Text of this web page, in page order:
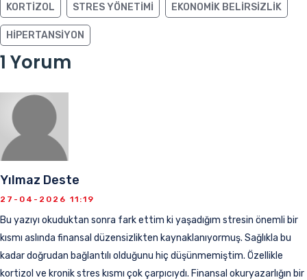
KORTIZOL STRES YÖNETIMI EKONOMIK BELIRSIZLIK
HIPERTANSIYON
1 Yorum
Yılmaz Deste
27-04-2026 11:19
Bu yazıyı okuduktan sonra fark ettim ki yaşadığım stresin önemli bir
kısmı aslında finansal düzensizlikten kaynaklanıyormuş. Sağlıkla bu
kadar doğrudan bağlantılı olduğunu hiç düşünmemiştim. Özellikle
kortizol ve kronik stres kısmı çok çarpıcıydı. Finansal okuryazarlığın bir